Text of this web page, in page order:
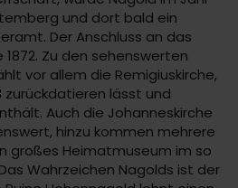
und dort bald ein
Der Anschluss an das
Zu den sehenswerten
vor allem die Remigiuskirche,
zurückdatieren lässt und
Auch die Johanneskirche
hinzu kommen mehrere
großes Heimatmuseum im so
Wahrzeichen Nagolds ist der